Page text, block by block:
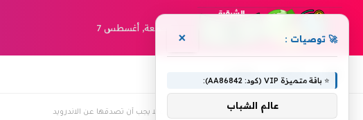
الجمعة, أغسطس 7
الرئيسية » 4 أشياء لا يجب أن تصدقها عن الاندرويد
🚀 توصيات : ×
⭐ باقة متميزة VIP (كود: AA86842):
عالم الشباب